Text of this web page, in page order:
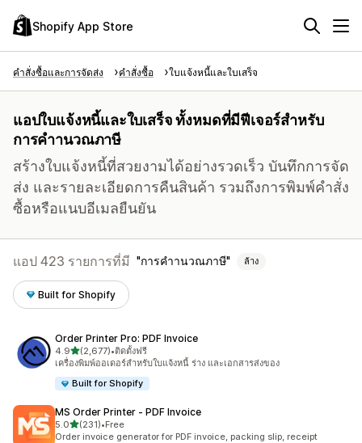
Shopify App Store
คำสั่งซื้อและการจัดส่ง คำสั่งซื้อ ใบแจ้งหนี้และใบเสร็จ
แอปใบแจ้งหนี้และใบเสร็จ ทั้งหมดที่มีฟีเจอร์สำหรับ
การคำานวณภาษี
สร้างใบแจ้งหนี้ที่สวยงามได้อย่างรวดเร็ว บันทึกการจัด
ส่ง และรายละเอียดการคืนสินค้า รวมถึงการพิมพ์คำสั่ง
ซื้อหรือแนบอีเมลยืนยัน
แอป 423 รายการที่มี การคำานวณภาษี ล้าง
Built for Shopify
Order Printer Pro: PDF Invoice
4.9เต็ม 5 ดาว
(2,677)
ทั้งหมด 2677 รีวิว
•ติดตั้งฟรี
เครื่องพิมพ์ออเดอร์สำหรับใบแจ้งหนี้ ร่าง และเอกสารส่งของ
Built for Shopify
MS Order Printer ‑ PDF Invoice
5.0เต็ม 5 ดาว
(231)
ทั้งหมด 231 รีวิว
•Free
Order invoice generator for PDF invoice, packing slip, receipt